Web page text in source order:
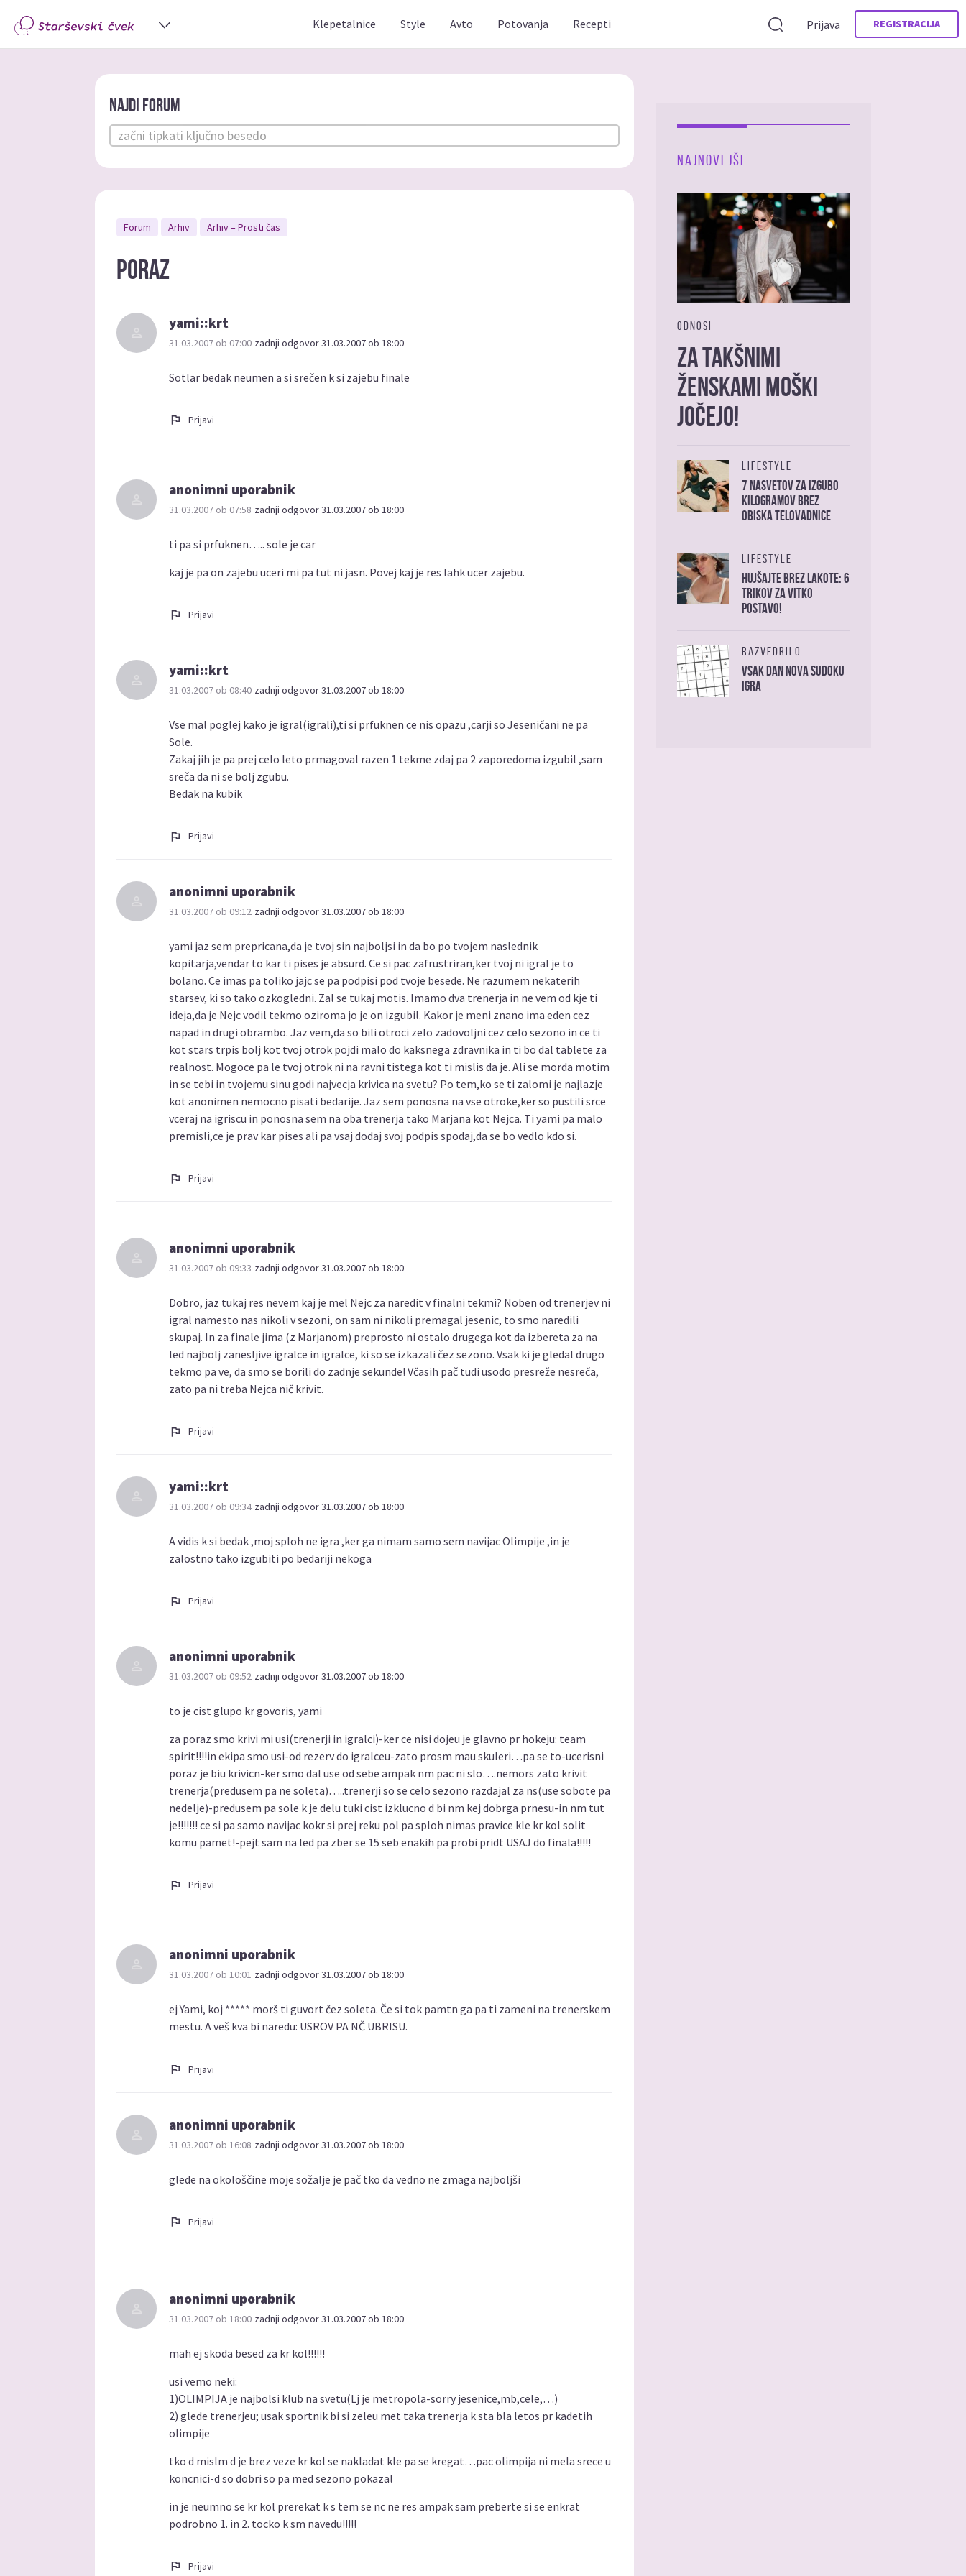
Klepetalnice Style Avto Potovanja Recepti Prijava REGISTRACIJA
Najdi forum
Forum Arhiv Arhiv – Prosti čas
Poraz
yami::krt
31.03.2007 ob 07:00 zadnji odgovor 31.03.2007 ob 18:00
Sotlar bedak neumen a si srečen k si zajebu finale
Prijavi
anonimni uporabnik
31.03.2007 ob 07:58 zadnji odgovor 31.03.2007 ob 18:00
ti pa si prfuknen….. sole je car
kaj je pa on zajebu uceri mi pa tut ni jasn. Povej kaj je res lahk ucer zajebu.
Prijavi
yami::krt
31.03.2007 ob 08:40 zadnji odgovor 31.03.2007 ob 18:00
Vse mal poglej kako je igral(igrali),ti si prfuknen ce nis opazu ,carji so Jeseničani ne pa
Sole.
Zakaj jih je pa prej celo leto prmagoval razen 1 tekme zdaj pa 2 zaporedoma izgubil ,sam
sreča da ni se bolj zgubu.
Bedak na kubik
Prijavi
anonimni uporabnik
31.03.2007 ob 09:12 zadnji odgovor 31.03.2007 ob 18:00
yami jaz sem prepricana,da je tvoj sin najboljsi in da bo po tvojem naslednik
kopitarja,vendar to kar ti pises je absurd. Ce si pac zafrustriran,ker tvoj ni igral je to
bolano. Ce imas pa toliko jajc se pa podpisi pod tvoje besede. Ne razumem nekaterih
starsev, ki so tako ozkogledni. Zal se tukaj motis. Imamo dva trenerja in ne vem od kje ti
ideja,da je Nejc vodil tekmo oziroma jo je on izgubil. Kakor je meni znano ima eden cez
napad in drugi obrambo. Jaz vem,da so bili otroci zelo zadovoljni cez celo sezono in ce ti
kot stars trpis bolj kot tvoj otrok pojdi malo do kaksnega zdravnika in ti bo dal tablete za
realnost. Mogoce pa le tvoj otrok ni na ravni tistega kot ti mislis da je. Ali se morda motim
in se tebi in tvojemu sinu godi najvecja krivica na svetu? Po tem,ko se ti zalomi je najlazje
kot anonimen nemocno pisati bedarije. Jaz sem ponosna na vse otroke,ker so pustili srce
vceraj na igriscu in ponosna sem na oba trenerja tako Marjana kot Nejca. Ti yami pa malo
premisli,ce je prav kar pises ali pa vsaj dodaj svoj podpis spodaj,da se bo vedlo kdo si.
Prijavi
anonimni uporabnik
31.03.2007 ob 09:33 zadnji odgovor 31.03.2007 ob 18:00
Dobro, jaz tukaj res nevem kaj je mel Nejc za naredit v finalni tekmi? Noben od trenerjev ni
igral namesto nas nikoli v sezoni, on sam ni nikoli premagal jesenic, to smo naredili
skupaj. In za finale jima (z Marjanom) preprosto ni ostalo drugega kot da izbereta za na
led najbolj zanesljive igralce in igralce, ki so se izkazali čez sezono. Vsak ki je gledal drugo
tekmo pa ve, da smo se borili do zadnje sekunde! Včasih pač tudi usodo presreže nesreča,
zato pa ni treba Nejca nič krivit.
Prijavi
yami::krt
31.03.2007 ob 09:34 zadnji odgovor 31.03.2007 ob 18:00
A vidis k si bedak ,moj sploh ne igra ,ker ga nimam samo sem navijac Olimpije ,in je
zalostno tako izgubiti po bedariji nekoga
Prijavi
anonimni uporabnik
31.03.2007 ob 09:52 zadnji odgovor 31.03.2007 ob 18:00
to je cist glupo kr govoris, yami
za poraz smo krivi mi usi(trenerji in igralci)-ker ce nisi dojeu je glavno pr hokeju: team
spirit!!!!in ekipa smo usi-od rezerv do igralceu-zato prosm mau skuleri…pa se to-ucerisni
poraz je biu krivicn-ker smo dal use od sebe ampak nm pac ni slo….nemors zato krivit
trenerja(predusem pa ne soleta)…..trenerji so se celo sezono razdajal za ns(use sobote pa
nedelje)-predusem pa sole k je delu tuki cist izklucno d bi nm kej dobrga prnesu-in nm tut
je!!!!!!! ce si pa samo navijac kokr si prej reku pol pa sploh nimas pravice kle kr kol solit
komu pamet!-pejt sam na led pa zber se 15 seb enakih pa probi pridt USAJ do finala!!!!!
Prijavi
anonimni uporabnik
31.03.2007 ob 10:01 zadnji odgovor 31.03.2007 ob 18:00
ej Yami, koj ***** morš ti guvort čez soleta. Če si tok pamtn ga pa ti zameni na trenerskem
mestu. A veš kva bi naredu: USROV PA NČ UBRISU.
Prijavi
anonimni uporabnik
31.03.2007 ob 16:08 zadnji odgovor 31.03.2007 ob 18:00
glede na okološčine moje sožalje je pač tko da vedno ne zmaga najboljši
Prijavi
anonimni uporabnik
31.03.2007 ob 18:00 zadnji odgovor 31.03.2007 ob 18:00
mah ej skoda besed za kr kol!!!!!!
usi vemo neki:
1)OLIMPIJA je najbolsi klub na svetu(Lj je metropola-sorry jesenice,mb,cele,…)
2) glede trenerjeu; usak sportnik bi si zeleu met taka trenerja k sta bla letos pr kadetih
olimpije
tko d mislm d je brez veze kr kol se nakladat kle pa se kregat…pac olimpija ni mela srece u
koncnici-d so dobri so pa med sezono pokazal
in je neumno se kr kol prerekat k s tem se nc ne res ampak sam preberte si se enkrat
podrobno 1. in 2. tocko k sm navedu!!!!!
Prijavi
NAJNOVEJŠE
ODNOSI
Za takšnimi
ženskami moški
jočejo!
LIFESTYLE
7 nasvetov za izgubo
kilogramov brez
obiska telovadnice
LIFESTYLE
Hujšajte brez lakote: 6
trikov za vitko
postavo!
RAZVEDRILO
Vsak dan nova sudoku
igra